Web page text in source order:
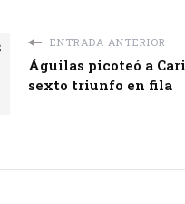
ENTRADA ANTERIOR
Águilas picoteó a
sexto triunfo en fila